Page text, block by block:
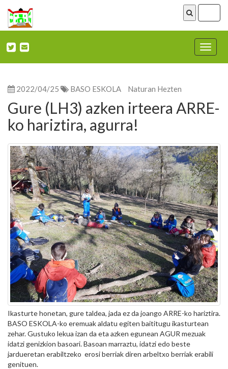
ireki
2022/04/25 BASO ESKOLA Naturan Hezten
Gure (LH3) azken irteera ARRE-
ko hariztira, agurra!
Ikasturte honetan, gure taldea, jada ez da joango ARRE-ko hariztira.
BASO ESKOLA-ko eremuak aldatu egiten baititugu ikasturtean
zehar. Gustuko lekua izan da eta azken egunean AGUR mezuak
idatzi genizkion basoari. Basoan marraztu, idatzi edo beste
jardueretan erabiltzeko erosi berriak diren arbeltxo berriak erabili
genituen.